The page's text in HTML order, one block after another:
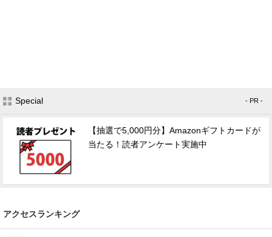
Special - PR -
【抽選で5,000円分】Amazonギフトカードが
当たる！読者アンケート実施中
アクセスランキング